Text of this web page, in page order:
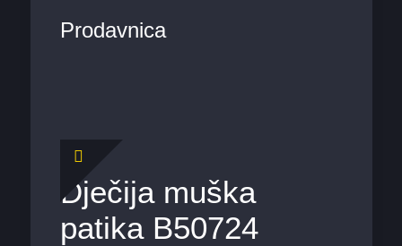
Prodavnica
Dječija muška
patika B50724